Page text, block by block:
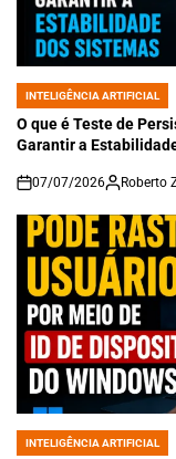
POSTED
IN
INTELIGÊNCIA ARTIFICIAL
O que é Teste de
Garantir a
on
07/07/2026 Roberto
POSTED
INTELIGÊNCIA ARTIFICIAL